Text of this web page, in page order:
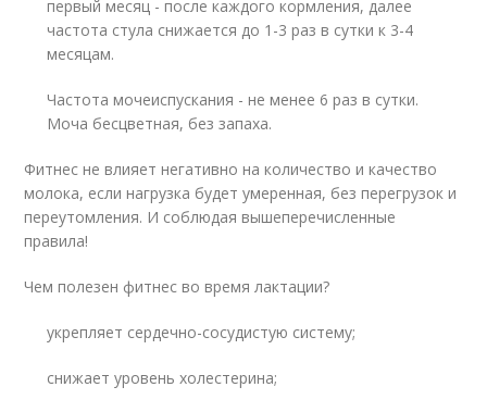
первый месяц - после каждого кормления, далее
частота стула снижается до 1-3 раз в сутки к 3-4
месяцам.
Частота мочеиспускания - не менее 6 раз в сутки.
Моча бесцветная, без запаха.
Фитнес не влияет негативно на количество и качество
молока, если нагрузка будет умеренная, без перегрузок и
переутомления. И соблюдая вышеперечисленные
правила!
Чем полезен фитнес во время лактации?
укрепляет сердечно-сосудистую систему;
снижает уровень холестерина;